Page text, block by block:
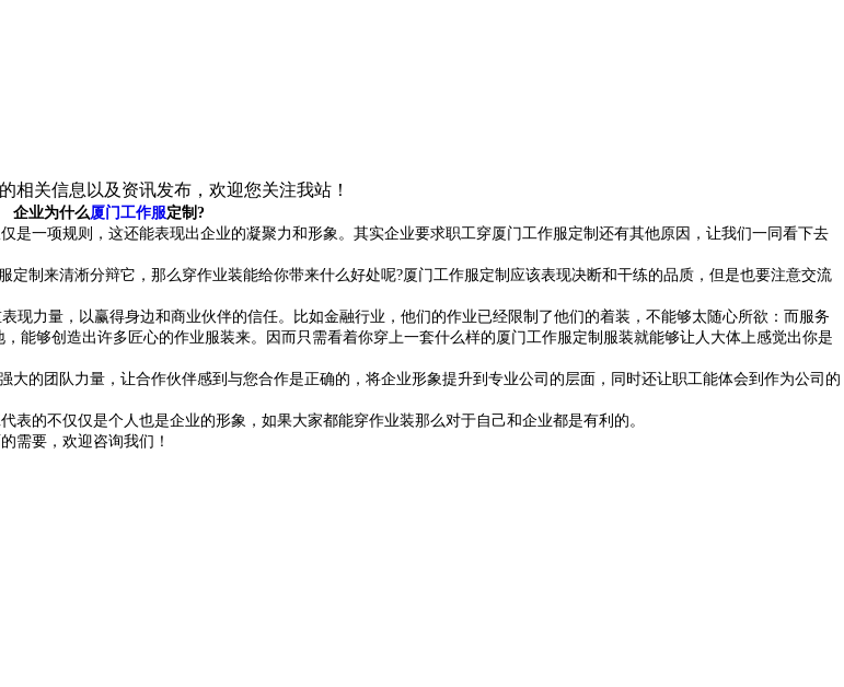
相关信息以及资讯发布，欢迎您关注我站！
企业为什么厦门工作服定制?
是一项规则，这还能表现出企业的凝聚力和形象。其实企业要求职工穿厦门工作服定制 还有其他原因，让我们一同看下去
定制 来清淅分辩它，那么穿作业装能给你带来什么好处呢?厦门工作服定制 应该表现决断和干练的品质，但是也要注意交流
力量，以赢得身边和商业伙伴的信任。比如金融行业，他们的作业已经限制了他们的着装，不能够太随心所欲：而服务
能够创造出许多匠心的作业服装来。因而只需看着你穿上一套什么样的厦门工作服定制 服装就能够让人大体上感觉出你是
的团队力量，让合作伙伴感到与您合作是正确的，将企业形象提升到专业公司的层面，同时还让职工能体会到作为公司的
表的不仅仅是个人也是企业的形象，如果大家都能穿作业装那么对于自己和企业都是有利的。
需要，欢迎咨询我们！